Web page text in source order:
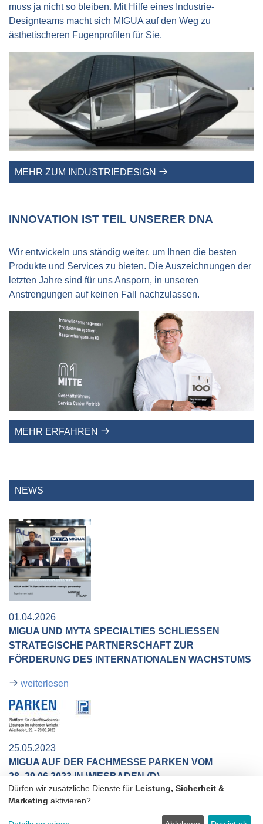
muss ja nicht so bleiben. Mit Hilfe eines Industrie-
Designteams macht sich MIGUA auf den Weg zu
ästhetischeren Fugenprofilen für Sie.
MEHR ZUM INDUSTRIEDESIGN
INNOVATION IST TEIL UNSERER DNA
Wir entwickeln uns ständig weiter, um Ihnen die besten
Produkte und Services zu bieten. Die Auszeichnungen der
letzten Jahre sind für uns Ansporn, in unseren
Anstrengungen auf keinen Fall nachzulassen.
MEHR ERFAHREN
NEWS
01.04.2026
MIGUA UND MYTA SPECIALTIES SCHLIESSEN S
TRATEGISCHE PARTNERSCHAFT ZUR F
ÖRDERUNG DES INTERNATIONALEN WACHSTUMS
weiterlesen
25.05.2023
MIGUA AUF DER FACHMESSE PARKEN VOM
28.-29.06.2023 IN WIESBADEN (D)
Kennen Sie schon unsere Fugen-Rinnen-Kombination?
Dürfen wir zusätzliche Dienste für Leistung, Sicherheit &
Marketing aktivieren?